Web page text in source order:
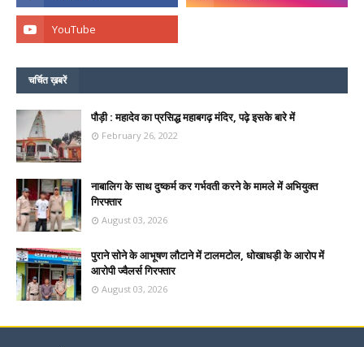
चर्चित ख़बरें
पौड़ी : महादेव का प्रसिद्ध महाबगढ़ मंदिर, पढ़े इसके बारे में
February 26, 2022
नाबालिग के साथ दुष्कर्म कर गर्भवती करने के मामले में अभियुक्त
गिरफ्तार
August 03, 2026
पुराने सोने के आभूषण लौटाने में टालमटोल, धोखाधड़ी के आरोप में
आरोपी ज्वैलर्स गिरफ्तार
August 03, 2026